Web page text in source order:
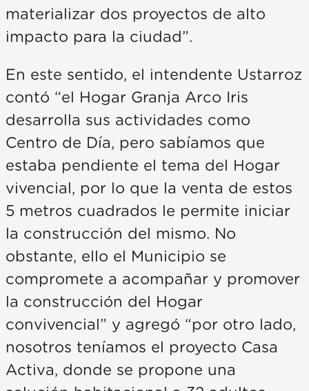
materializar dos proyectos de alto
impacto para la ciudad”.
En este sentido, el intendente Ustarroz
contó “el Hogar Granja Arco Iris
desarrolla sus actividades como
Centro de Día, pero sabíamos que
estaba pendiente el tema del Hogar
vivencial, por lo que la venta de estos
5 metros cuadrados le permite iniciar
la construcción del mismo. No
obstante, ello el Municipio se
compromete a acompañar y promover
la construcción del Hogar
convivencial” y agregó “por otro lado,
nosotros teníamos el proyecto Casa
Activa, donde se propone una